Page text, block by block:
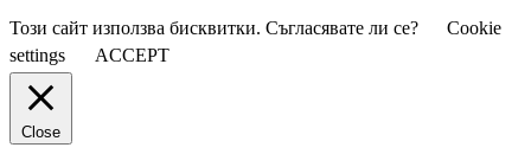
Този сайт използва бисквитки. Съгласявате ли се?
Cookie
settings
ACCEPT
Close